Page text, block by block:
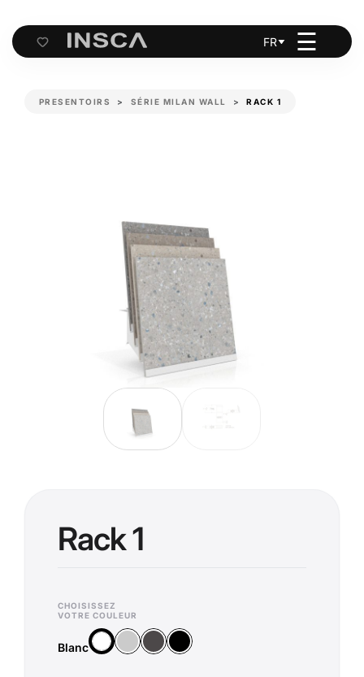
Cart
FR ☰
PRESENTOIRS SÉRIE MILAN WALL RACK 1
Rack 1
CHOISISSEZ
VOTRE COULEUR
Blanc
BlancArgentAnthracite
Noir